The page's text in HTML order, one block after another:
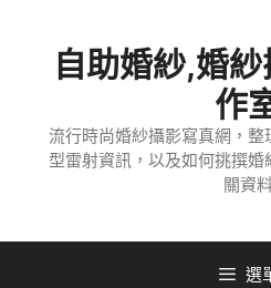
自助婚紗,婚
作
流行時尚婚紗攝影寫真網，
型雷射資訊，以及如何挑撰
關資
選